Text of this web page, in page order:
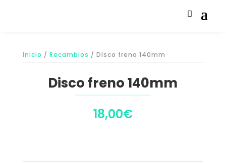
Inicio / Recambios / Disco freno 140mm
Disco freno 140mm
18,00€